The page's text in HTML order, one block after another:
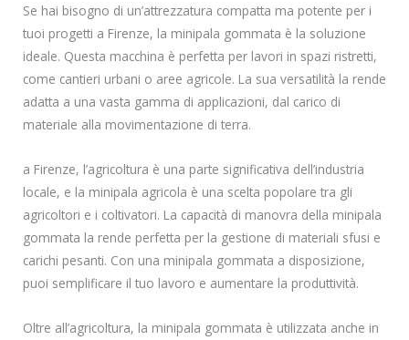
Se hai bisogno di un’attrezzatura compatta ma potente per i
tuoi progetti a Firenze, la minipala gommata è la soluzione
ideale. Questa macchina è perfetta per lavori in spazi ristretti,
come cantieri urbani o aree agricole. La sua versatilità la rende
adatta a una vasta gamma di applicazioni, dal carico di
materiale alla movimentazione di terra.
a Firenze, l’agricoltura è una parte significativa dell’industria
locale, e la minipala agricola è una scelta popolare tra gli
agricoltori e i coltivatori. La capacità di manovra della minipala
gommata la rende perfetta per la gestione di materiali sfusi e
carichi pesanti. Con una minipala gommata a disposizione,
puoi semplificare il tuo lavoro e aumentare la produttività.
Oltre all’agricoltura, la minipala gommata è utilizzata anche in